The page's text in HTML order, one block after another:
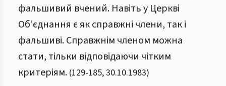
фальшивий вчений. Навіть у Церкві
Об’єднання є як справжні члени, так і
фальшиві. Справжнім членом можна
стати, тільки відповідаючи чітким
критеріям. (129-185,30.10.1983)